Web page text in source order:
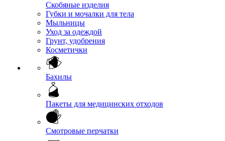
Скобяные изделия
Губки и мочалки для тела
Мыльницы
Уход за одеждой
Грунт, удобрения
Косметички
Бахилы
Пакеты для медицинских отходов
Смотровые перчатки